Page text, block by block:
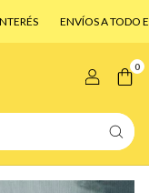
ENVÍOS A TODO EL PAÍS!
0